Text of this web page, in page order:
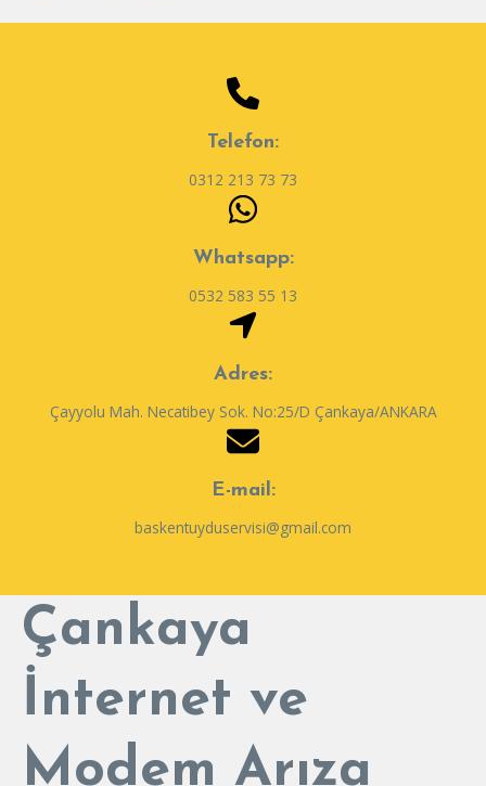
Telefon:
0312 213 73 73
Whatsapp:
0532 583 55 13
Adres:
Çayyolu Mah. Necatibey Sok. No:25/D Çankaya/ANKARA
E-mail:
baskentuyduservisi@gmail.com
Çankaya
İnternet ve
Modem Arıza